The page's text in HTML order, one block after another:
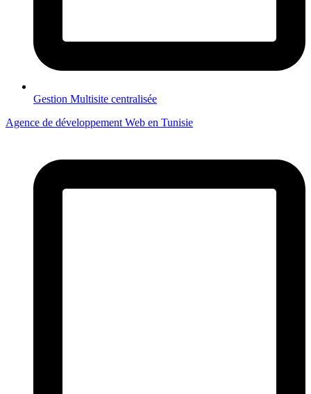
Gestion Multisite centralisée
Agence de développement Web en Tunisie